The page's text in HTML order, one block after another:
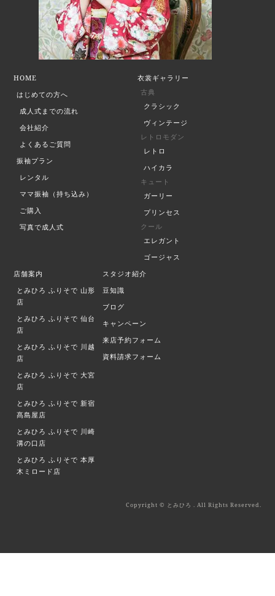
HOME
はじめての方へ
成人式までの流れ
会社紹介
よくあるご質問
振袖プラン
レンタル
ママ振袖（持ち込み）
ご購入
写真で成人式
衣裳ギャラリー
古典
クラシック
ヴィンテージ
レトロモダン
レトロ
ハイカラ
キュート
ガーリー
プリンセス
クール
エレガント
ゴージャス
店舗案内
とみひろ ふりそで 山形
店
とみひろ ふりそで仙台
店
とみひろ ふりそで 川越
店
とみひろ ふりそで大宮
店
とみひろ ふりそで 新宿
髙島屋店
とみひろ ふりそで 川崎
溝の口店
とみひろ ふりそで本厚
木ミロード店
スタジオ紹介
豆知識
ブログ
キャンペーン
来店予約フォーム
資料請求フォーム
Copyright © とみひろ . All Rights Reserved.